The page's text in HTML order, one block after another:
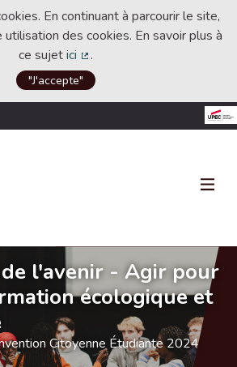
En continuant à parcourir le site,
des cookies. En savoir plus à
ce sujetici
(Lien externe)
.
"J'accepte"
l'avenir - Agir pour
écologique et
Citoyenne Étudiante 2024